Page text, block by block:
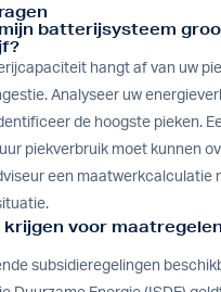
batterijsysteem
hangt af van uw
Analyseer uw
de hoogste pieken.
piekverbruik moet kunnen
een maatwerkcalculatie
krijgen voor
subsidieregelingen